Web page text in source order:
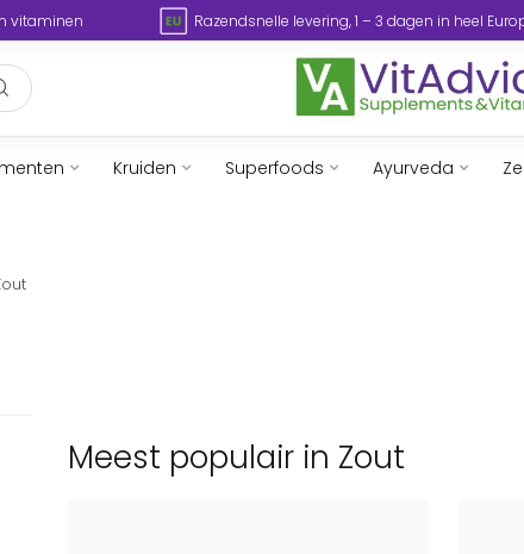
vitaminen Razendsnelle levering, 1 – 3 dagen in heel
Kruiden Superfoods Ayurveda
Meest populair in Zout